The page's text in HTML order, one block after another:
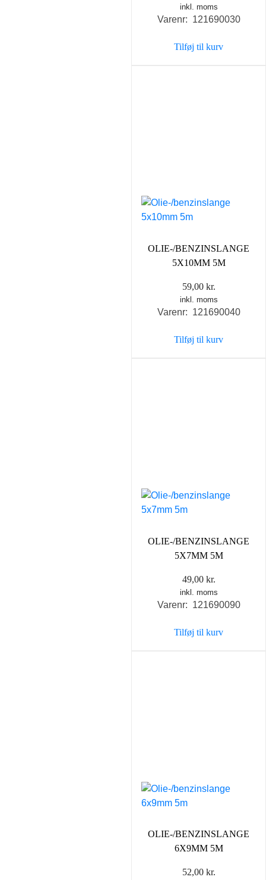
inkl. moms
Varenr: 121690030
Tilføj til kurv
OLIE-/BENZINSLANGE
5X10MM 5M
59,00 kr.
inkl. moms
Varenr: 121690040
Tilføj til kurv
OLIE-/BENZINSLANGE
5X7MM 5M
49,00 kr.
inkl. moms
Varenr: 121690090
Tilføj til kurv
OLIE-/BENZINSLANGE
6X9MM 5M
52,00 kr.